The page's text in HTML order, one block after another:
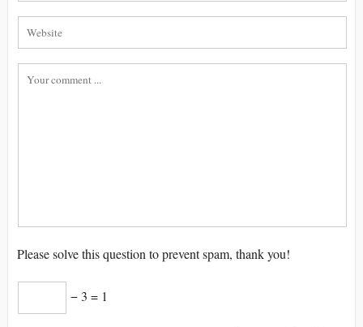
Please solve this question to prevent spam, thank you!
− 3 = 1